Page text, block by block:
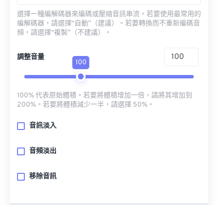
選擇一種編解碼器來編碼或壓縮音訊串流。若要使用最常用的
編解碼器，請選擇“自動”（建議）。若要轉換而不重新編碼音
頻，請選擇“複製”（不建議）。
調整音量
100
100% 代表原始體積。若要將體積增加一倍，請將其增加到
200%。若要將體積減少一半，請選擇 50%。
音訊淡入
音頻淡出
移除音訊